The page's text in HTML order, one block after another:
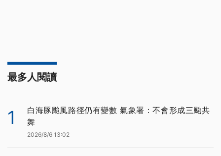
最多人閱讀
1
白海豚颱風路徑仍有變數 氣象署：不會形成三颱共
舞
2026/8/6 13:02